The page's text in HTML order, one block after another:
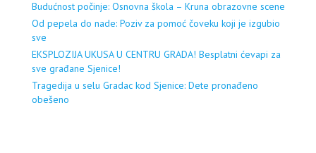
Budućnost počinje: Osnovna škola – Kruna obrazovne scene
Od pepela do nade: Poziv za pomoć čoveku koji je izgubio
sve
EKSPLOZIJA UKUSA U CENTRU GRADA! Besplatni ćevapi za
sve građane Sjenice!
Tragedija u selu Gradac kod Sjenice: Dete pronađeno
obešeno